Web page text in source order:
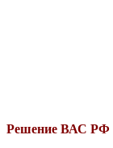
Решение ВАС РФ